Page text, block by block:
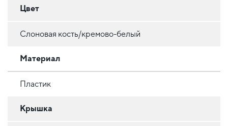
Цвет
Слоновая кость/кремово-белый
Материал
Пластик
Крышка